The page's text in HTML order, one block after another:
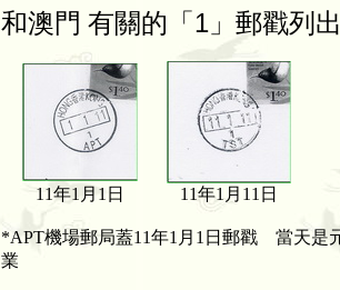
和澳門 有關的「 1 」郵戳列
11年1月1日 11年1月11日
*APT機場郵局蓋11年1月1日郵戳 當天是
業